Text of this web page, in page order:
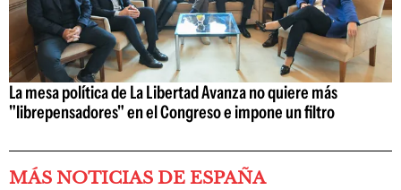
La mesa política de La Libertad Avanza no quiere más
"librepensadores" en el Congreso e impone un filtro
MÁS NOTICIAS DE ESPAÑA